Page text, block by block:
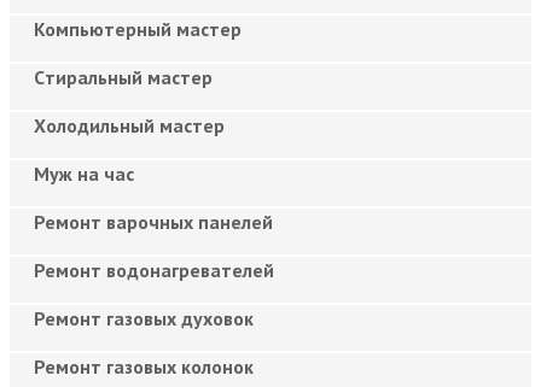
Компьютерный мастер
Cтиральный мастер
Холодильный мастер
Муж на час
Ремонт варочных панелей
Ремонт водонагревателей
Ремонт газовых духовок
Ремонт газовых колонок